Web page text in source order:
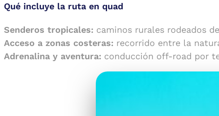
Qué incluye la ruta en quad
Senderos tropicales: caminos rurales rodeados
Acceso a zonas costeras: recorrido entre la
Adrenalina y aventura: conducción off-road por